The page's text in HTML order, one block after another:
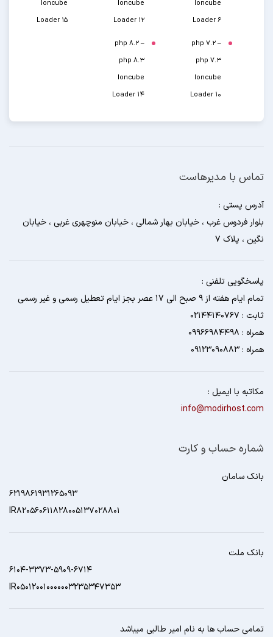
Ioncube
Loader 6
php 7.2 –
php 7.3
Ioncube
Loader 10
Ioncube
Loader 12
php 8.2 –
php 8.3
Ioncube
Loader 14
Ioncube
Loader 15
تماس با مدیرهاست
آدرس پستی :
بلوار فردوس غرب ، خیابان بهار شمالی ، خیابان منوچهری غربی ، خیابان
نگین ، پلاک 7
پاسخگویی تلفنی :
تمام ایام هفته از 9 صبح الی 17 عصر بجز ایام تعطیل رسمی و غیر رسمی
ثابت : 02144140767
همراه : 09966984498
همراه : 09123090883
مکاتبه با ایمیل :
info@modirhost.com
شماره حساب و کارت
بانک سامان
6219861931265093
IR820560611828005137028801
بانک ملت
6104-3373-5909-6714
IR050120010000003235347353
تمامی حساب ها به نام امیر طالبی میباشد